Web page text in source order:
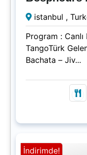
Süresi Doldu!
istanbul ,
Program :
TangoTürk
Bachata – Jiv...
İndirimde!